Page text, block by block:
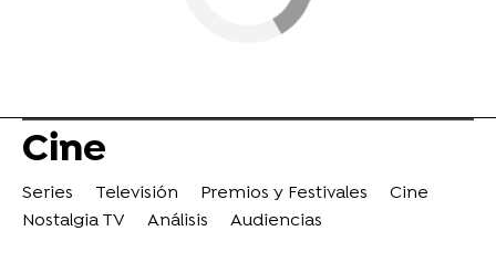
Cine
Series Televisión Premios y Festivales
Cine
Nostalgia TV
Análisis Audiencias